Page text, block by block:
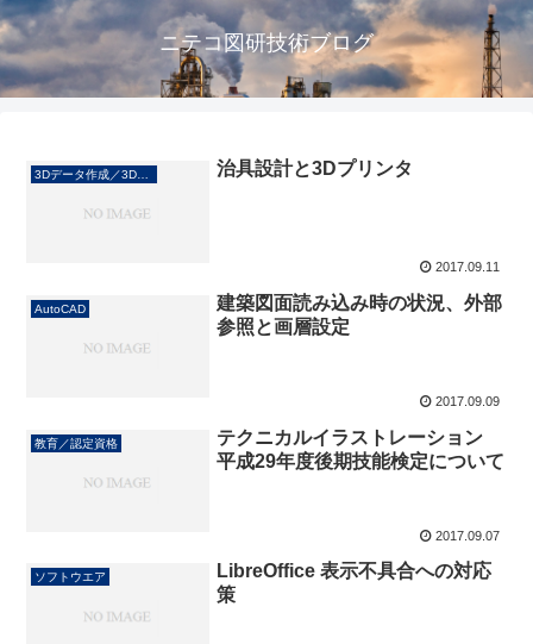
ニテコ図研技術ブログ
3Dデータ作成／3Dプリント 治具設計と3Dプリンタ
2017.09.11
AutoCAD
建築図面読み込み時の状況、外部
参照と画層設定
2017.09.09
教育／認定資格
テクニカルイラストレーション
平成29年度後期技能検定について
2017.09.07
ソフトウエア
LibreOffice 表示不具合への対応
策